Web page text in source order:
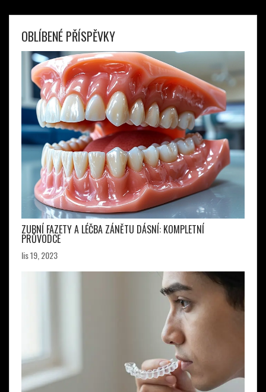
OBLÍBENÉ PŘÍSPĚVKY
ZUBNÍ FAZETY A LÉČBA ZÁNĚTU DÁSNÍ: KOMPLETNÍ
PRŮVODCE
lis 19, 2023